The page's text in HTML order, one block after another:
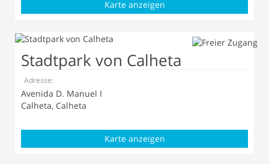
Karte anzeigen
Stadtpark von Calheta
Adresse:
Avenida D. Manuel I
Calheta, Calheta
Karte anzeigen